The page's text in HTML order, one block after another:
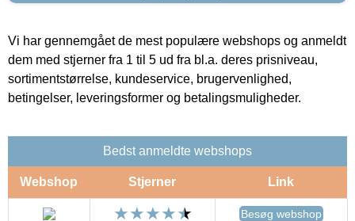
Vi har gennemgået de mest populære webshops og anmeldt
dem med stjerner fra 1 til 5 ud fra bl.a. deres prisniveau,
sortimentstørrelse, kundeservice, brugervenlighed,
betingelser, leveringsformer og betalingsmuligheder.
Bedst anmeldte webshops
Webshop Stjerner Link
Besøg webshop